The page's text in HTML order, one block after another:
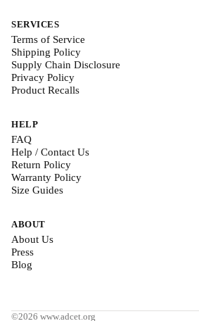
SERVICES
Terms of Service
Shipping Policy
Supply Chain Disclosure
Privacy Policy
Product Recalls
HELP
FAQ
Help / Contact Us
Return Policy
Warranty Policy
Size Guides
ABOUT
About Us
Press
Blog
©2026 www.adcet.org